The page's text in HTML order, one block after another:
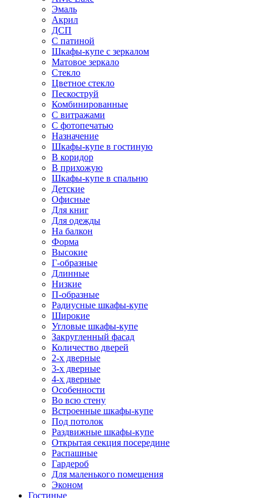
Эмаль
Акрил
ДСП
С патиной
Шкафы-купе с зеркалом
Матовое зеркало
Стекло
Цветное стекло
Пескоструй
Комбинированные
С витражами
С фотопечатью
Назначение
Шкафы-купе в гостиную
В коридор
В прихожую
Шкафы-купе в спальню
Детские
Офисные
Для книг
Для одежды
На балкон
Форма
Высокие
Г-образные
Длинные
Низкие
П-образные
Радиусные шкафы-купе
Широкие
Угловые шкафы-купе
Закругленный фасад
Количество дверей
2-х дверные
3-х дверные
4-х дверные
Особенности
Во всю стену
Встроенные шкафы-купе
Под потолок
Раздвижные шкафы-купе
Открытая секция посередине
Распашные
Гардероб
Для маленького помещения
Эконом
Гостиные